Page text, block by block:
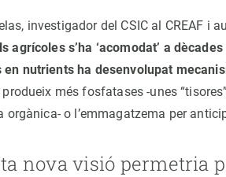
investigador del CSIC al CREAF i
agrícoles s’ha ‘acomodat’ a
en nutrients ha desenvolupat
produeix més fosfatases -unes
o l’emmagatzema per
nova visió permetria